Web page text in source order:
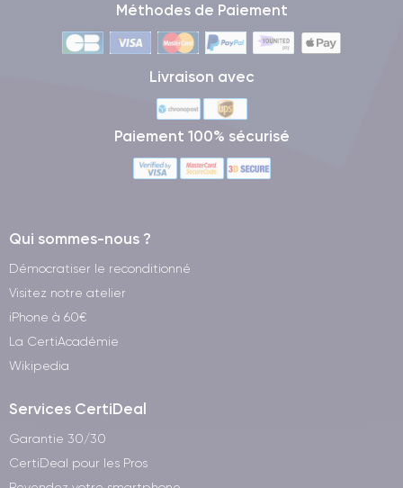
Méthodes de Paiement
Livraison avec
Paiement 100% sécurisé
Qui sommes-nous ?
Démocratiser le reconditionné
Visitez notre atelier
iPhone à 60€
La CertiAcadémie
Wikipedia
Services CertiDeal
Garantie 30/30
CertiDeal pour les Pros